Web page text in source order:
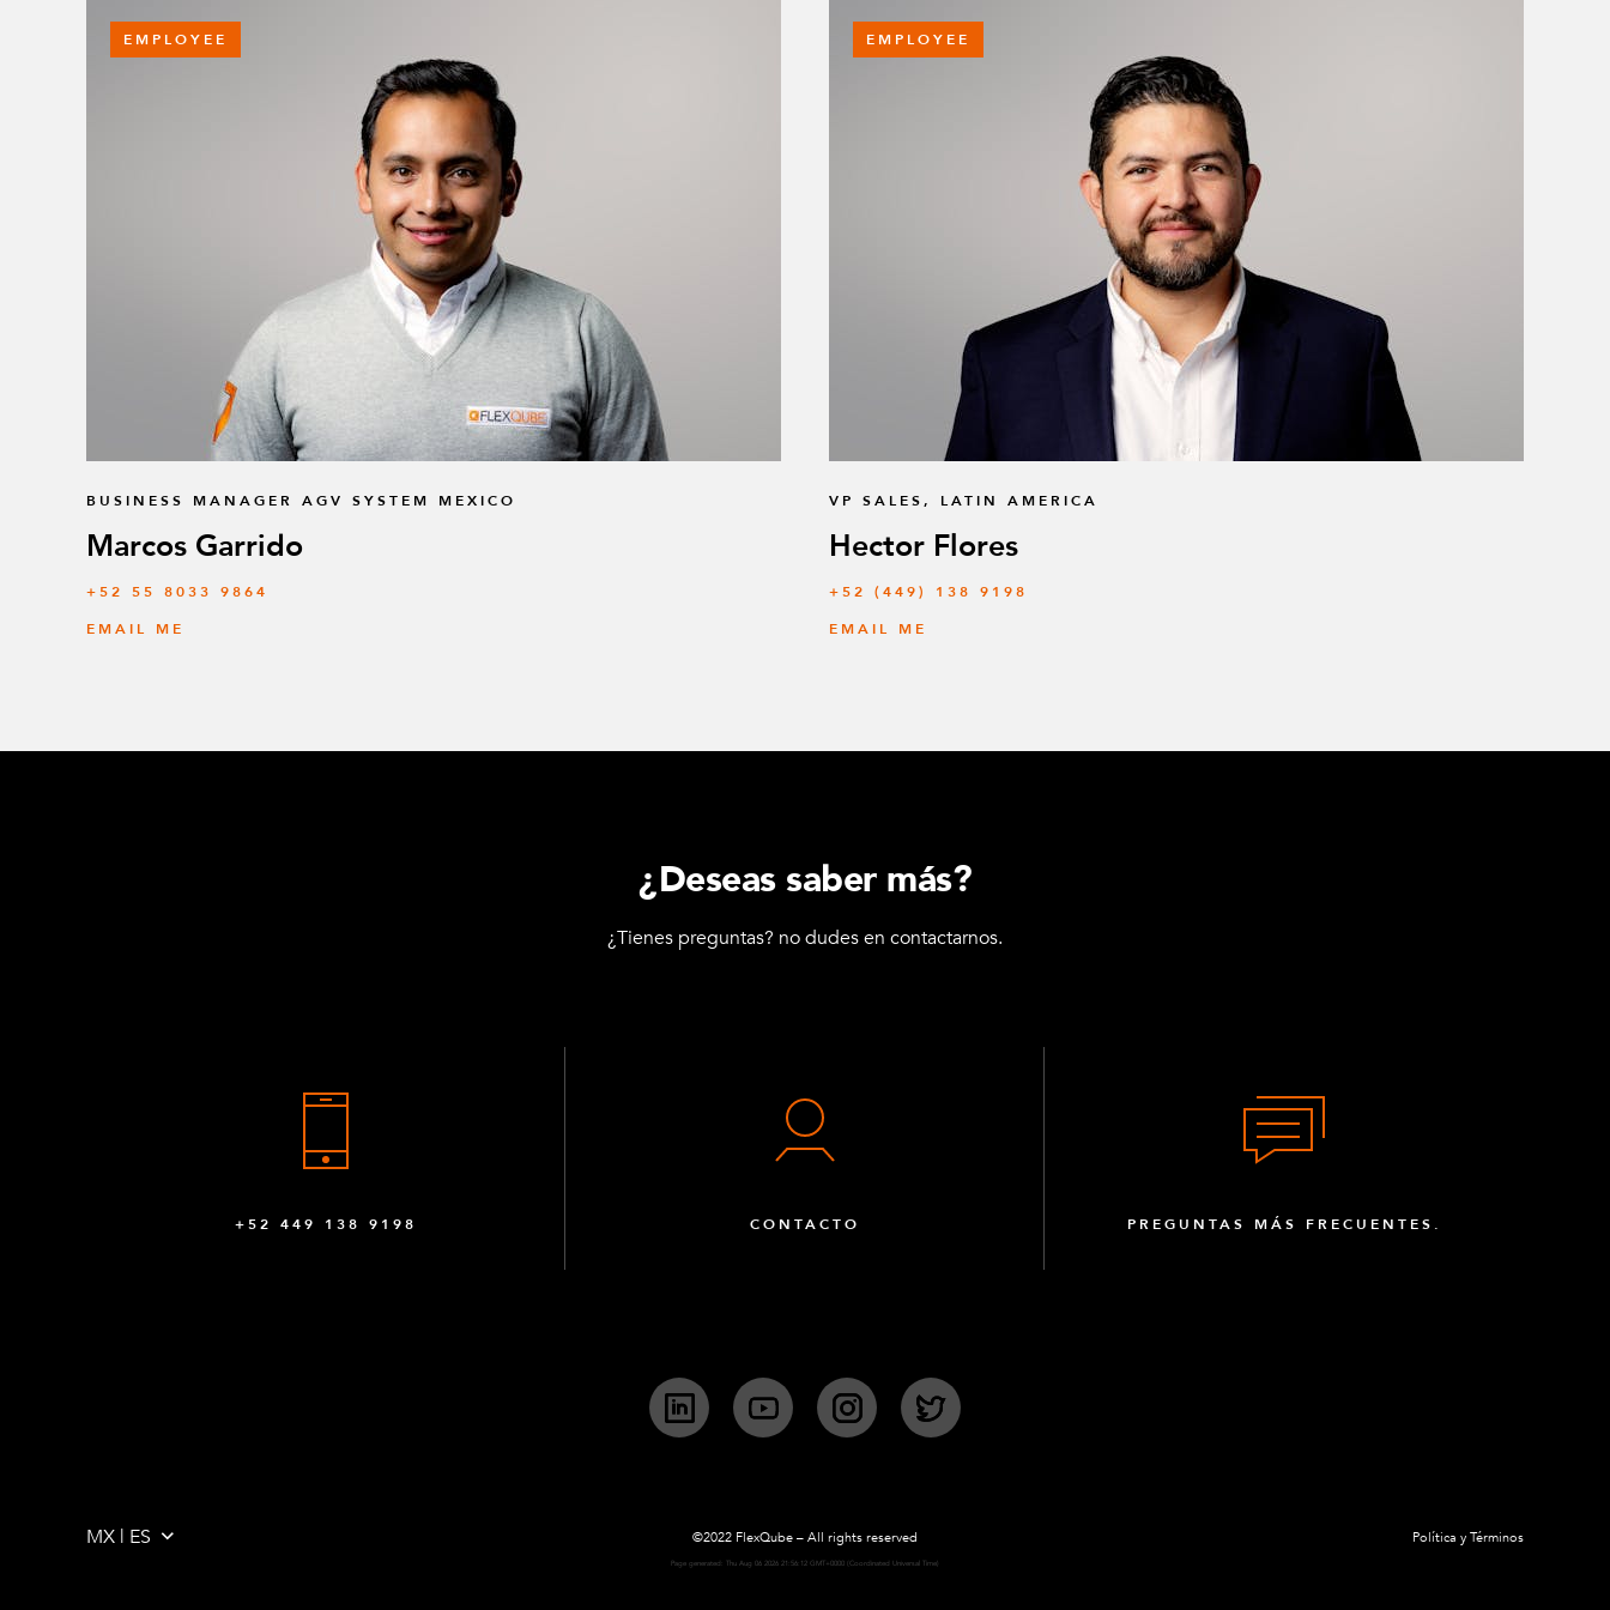
Tornillo autoperforante M6 Torx H60x16
Q-006-1384
Cabeza Allen extra baja M10 x 25 mm
Accesorio del manillar US
Tubo para manillar US
EMPLOYEE
BUSINESS MANAGER AGV SYSTEM MEXICO
Marcos Garrido
+52 55 8033 9864
EMAIL ME
EMPLOYEE
VP SALES, LATIN AMERICA
Hector Flores
+52 (449) 138 9198
EMAIL ME
¿Deseas saber más?
¿Tienes preguntas? no dudes en contactarnos.
+52 449 138 9198 CONTACTO PREGUNTAS MÁS FRECUENTES.
LinkedIn YouTube InstagramTwitter
©2022 FlexQube – All rights reserved
Page generated: Thu Aug 06 2026 21:56:12 GMT+0000 (Coordinated Universal Time)
Política y Términos